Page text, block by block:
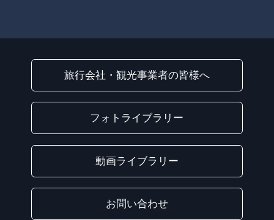
旅行会社・観光事業者の皆様へ
フォトライブラリー
動画ライブラリー
お問い合わせ